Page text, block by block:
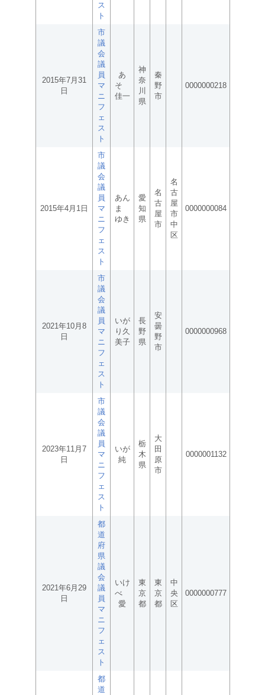
ス
ト
2015年7月31
日
市
議
会
議
員
マ
ニ
フ
ェ
ス
ト
あ
そ
佳一
神
奈
川
県
秦
野
市
0000000218
2015年4月1日
市
議
会
議
員
マ
ニ
フ
ェ
ス
ト
あん
ま
ゆき
愛
知
県
名
古
屋
市
名
古
屋
市
中
区
0000000084
2021年10月8
日
市
議
会
議
員
マ
ニ
フ
ェ
ス
ト
いが
り久
美子
長
野
県
安
曇
野
市
0000000968
2023年11月7
日
市
議
会
議
員
マ
ニ
フ
ェ
ス
ト
いが
純
栃
木
県
大
田
原
市
0000001132
2021年6月29
日
都
道
府
県
議
会
議
員
マ
ニ
フ
ェ
ス
ト
いけ
べ
愛
東
京
都
東
京
都
中
央
区
0000000777
都
道